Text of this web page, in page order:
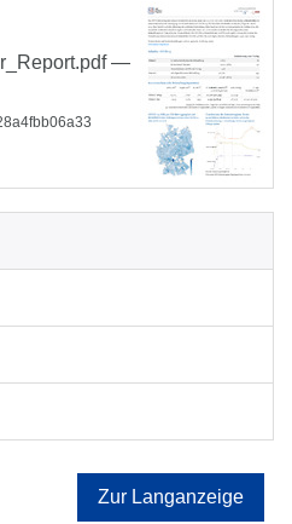
—
Zur Langanzeige